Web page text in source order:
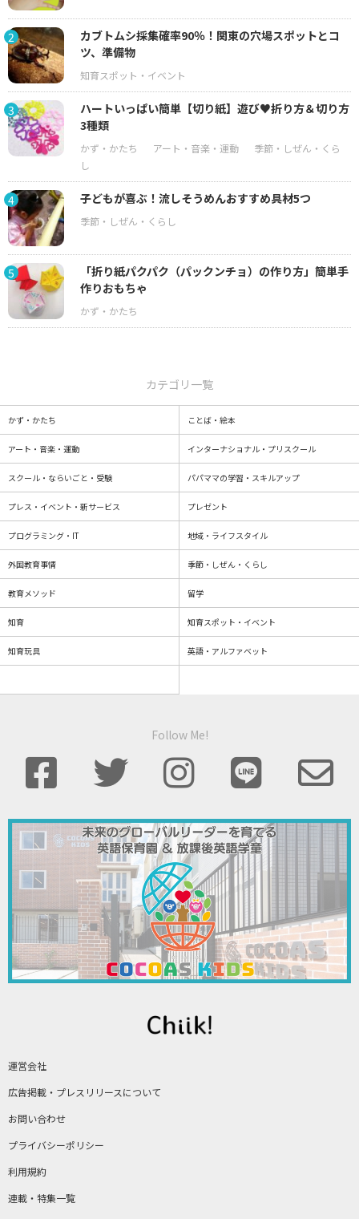
2
カブトムシ採集確率90％！関東の穴場スポットとコ
ツ、準備物
3
ハートいっぱい簡単【切り紙】遊び♥折り方＆切り方
3種類
4 子どもが喜ぶ！流しそうめんおすすめ具材5つ
5
「折り紙パクパク（パックンチョ）の作り方」簡単手
作りおもちゃ
運営会社
広告掲載・プレスリリースについて
お問い合わせ
プライバシーポリシー
利用規約
連載・特集一覧
カテゴリ一覧
かず・かたち ことば・絵本
アート・音楽・運動 インターナショナル・プリスクール
スクール・ならいごと・受験 パパママの学習・スキルアップ
プレス・イベント・新サービス プレゼント
プログラミング・IT 地域・ライフスタイル
外国教育事情 季節・しぜん・くらし
教育メソッド 留学
知育 知育スポット・イベント
知育玩具 英語・アルファベット
Follow Me!